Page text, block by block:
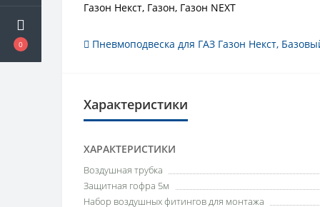
0
Газон Некст, Газон, Газон NEXT
Пневмоподвеска для ГАЗ Газон Некст,
Характеристики
ХАРАКТЕРИСТИКИ
Воздушная трубка
Защитная гофра 5м
Набор воздушных фитингов для монтажа